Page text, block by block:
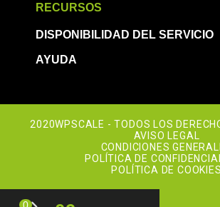
RECURSOS
DISPONIBILIDAD DEL SERVICIO
AYUDA
2020WPSCALE - TODOS LOS
AVISO LEGAL
CONDICIONES
POLÍTICA DE
POLÍTICA DE COOKIES